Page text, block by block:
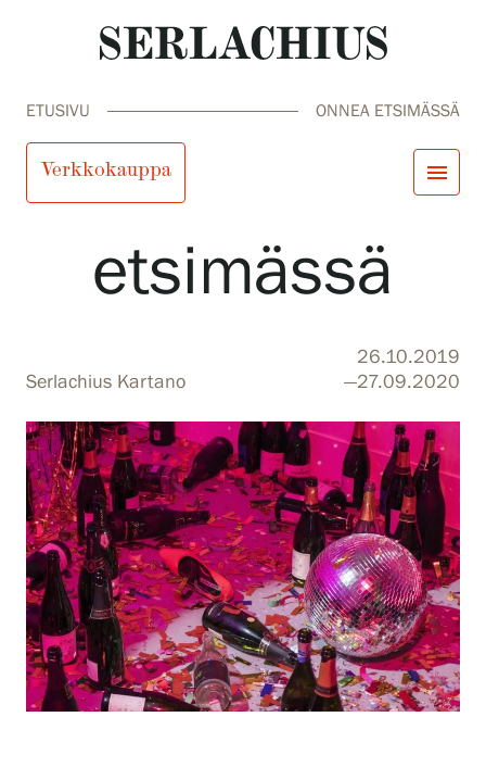
Tule meille
Näyttelyt
Serlachius Residenssi
ETUSIVU ONNEA ETSIMÄSSÄ
Verkkokauppa menu
Tule meille
Näyttelyt
Tapahtumat
Palvelumme
Onnea
etsimässä
Serlachius Kartano
26.10.2019
—27.09.2020